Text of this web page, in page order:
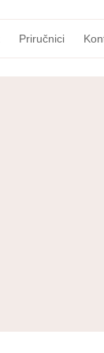
Priručnici